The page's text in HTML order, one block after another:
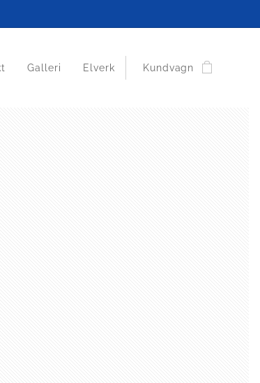
Galleri Elverk Kundvagn